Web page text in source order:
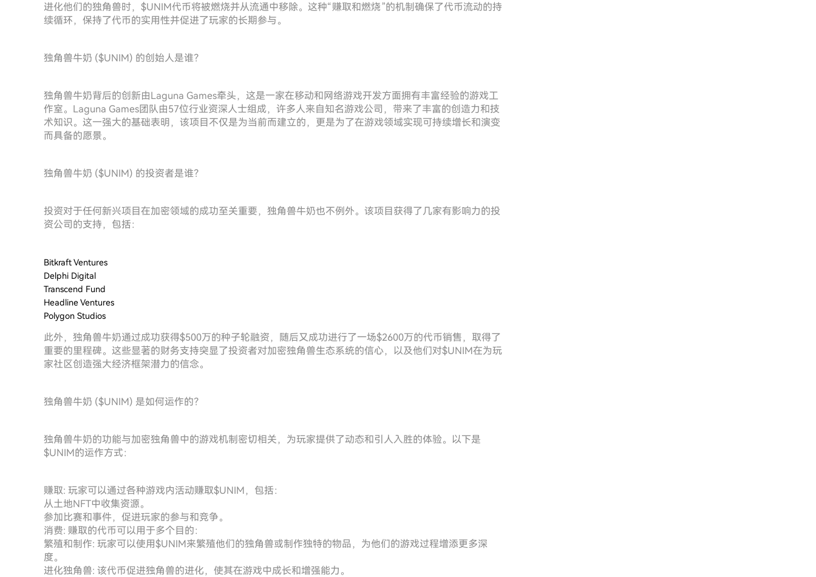
进化他们的独角兽时，$UNIM代币将被燃烧并从流通中移除。这种“赚取和燃烧”的机制确保了代币流动的持
续循环，保持了代币的实用性并促进了玩家的长期参与。
独角兽牛奶 ($UNIM) 的创始人是谁？
独角兽牛奶背后的创新由Laguna Games牵头，这是一家在移动和网络游戏开发方面拥有丰富经验的游戏工
作室。Laguna Games团队由57位行业资深人士组成，许多人来自知名游戏公司，带来了丰富的创造力和技
术知识。这一强大的基础表明，该项目不仅是为当前而建立的，更是为了在游戏领域实现可持续增长和演变
而具备的愿景。
独角兽牛奶 ($UNIM) 的投资者是谁？
投资对于任何新兴项目在加密领域的成功至关重要，独角兽牛奶也不例外。该项目获得了几家有影响力的投
资公司的支持，包括：
Bitkraft Ventures
Delphi Digital
Transcend Fund
Headline Ventures
Polygon Studios
此外，独角兽牛奶通过成功获得$500万的种子轮融资，随后又成功进行了一场$2600万的代币销售，取得了
重要的里程碑。这些显著的财务支持突显了投资者对加密独角兽生态系统的信心，以及他们对$UNIM在为玩
家社区创造强大经济框架潜力的信念。
独角兽牛奶 ($UNIM) 是如何运作的？
独角兽牛奶的功能与加密独角兽中的游戏机制密切相关，为玩家提供了动态和引人入胜的体验。以下是
$UNIM的运作方式：
赚取: 玩家可以通过各种游戏内活动赚取$UNIM，包括：
从土地NFT中收集资源。
参加比赛和事件，促进玩家的参与和竞争。
消费: 赚取的代币可以用于多个目的：
繁殖和制作: 玩家可以使用$UNIM来繁殖他们的独角兽或制作独特的物品，为他们的游戏过程增添更多深
度。
进化独角兽: 该代币促进独角兽的进化，使其在游戏中成长和增强能力。